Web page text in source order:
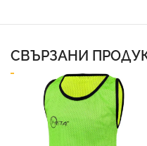
СВЪРЗАНИ